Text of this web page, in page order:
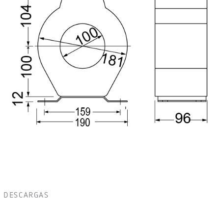
DESCARGAS